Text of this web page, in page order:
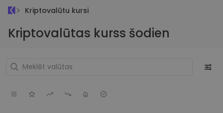
Kriptovalūtu kursi
Kriptovalūtas kurss šodien